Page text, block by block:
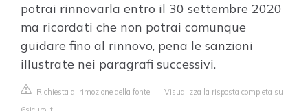
potrai rinnovarla entro il 30 settembre 2020
ma ricordati che non potrai comunque
guidare fino al rinnovo, pena le sanzioni
illustrate nei paragrafi successivi.
Richiesta di rimozione della fonte | Visualizza la risposta completa su